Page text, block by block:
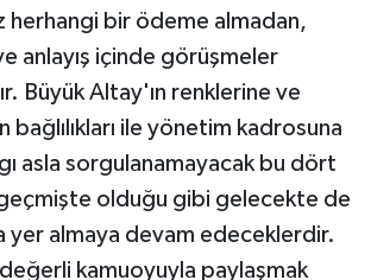
herhangi bir ödeme almadan,
ve anlayış içinde görüşmeler
Büyük Altay'ın renklerine ve
bağlılıkları ile yönetim kadrosuna
asla sorgulanamayacak bu dört
olduğu gibi gelecekte de
yer almaya devam edeceklerdir.
kamuoyuyla paylaşmak